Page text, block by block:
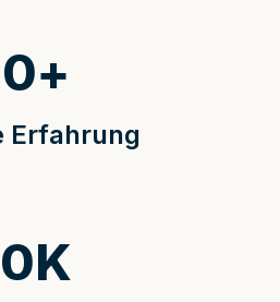
Erfahrung
0+
0K